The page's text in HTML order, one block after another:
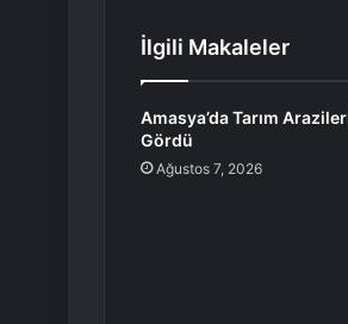
İlgili Makaleler
Amasya’da Tarım
Gördü
Ağustos 7, 2026